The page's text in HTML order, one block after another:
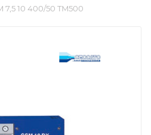
10 400/50 TM500